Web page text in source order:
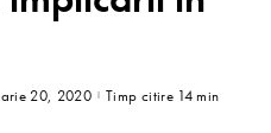
20, 2020 Timp citire 14 min